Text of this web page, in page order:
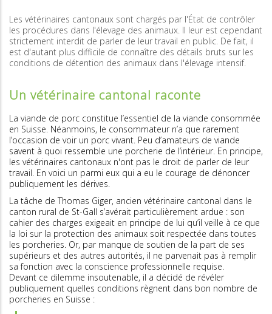
Les vétérinaires cantonaux sont chargés par l'État de contrôler
les procédures dans l'élevage des animaux. Il leur est cependant
strictement interdit de parler de leur travail en public. De fait, il
est d'autant plus difficile de connaître des détails bruts sur les
conditions de détention des animaux dans l'élevage intensif.
Un vétérinaire cantonal raconte
La viande de porc constitue l’essentiel de la viande consommée
en Suisse. Néanmoins, le consommateur n’a que rarement
l’occasion de voir un porc vivant. Peu d’amateurs de viande
savent à quoi ressemble une porcherie de l’intérieur. En principe,
les vétérinaires cantonaux n'ont pas le droit de parler de leur
travail. En voici un parmi eux qui a eu le courage de dénoncer
publiquement les dérives.
La tâche de Thomas Giger, ancien vétérinaire cantonal dans le
canton rural de St-Gall s’avérait particulièrement ardue : son
cahier des charges exigeait en principe de lui qu’il veille à ce que
la loi sur la protection des animaux soit respectée dans toutes
les porcheries. Or, par manque de soutien de la part de ses
supérieurs et des autres autorités, il ne parvenait pas à remplir
sa fonction avec la conscience professionnelle requise.
Devant ce dilemme insoutenable, il a décidé de révéler
publiquement quelles conditions règnent dans bon nombre de
porcheries en Suisse :